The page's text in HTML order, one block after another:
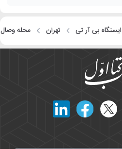
ایستگاه بی آر تی تهران محله